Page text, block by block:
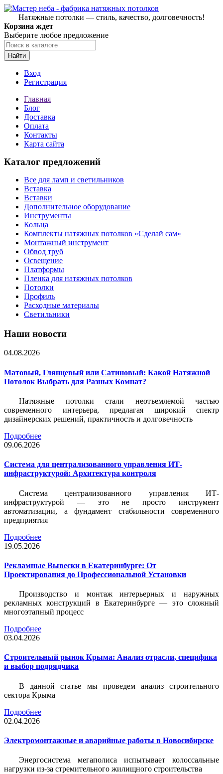
Натяжные потолки — стиль, качество, долговечность!
Корзина ждет
Выберите любое предложение
Найти
Вход
Регистрация
Главная
Блог
Доставка
Оплата
Контакты
Карта сайта
Каталог предложений
Все для ламп и светильников
Вставка
Вставки
Дополнительное оборудование
Инструменты
Кольца
Комплекты натяжных потолков «Сделай сам»
Монтажный инструмент
Обвод труб
Освещение
Платформы
Пленка для натяжных потолков
Потолки
Профиль
Расходные материалы
Светильники
Наши новости
04.08.2026
Матовый, Глянцевый или Сатиновый: Какой Натяжной
Потолок Выбрать для Разных Комнат?
Натяжные потолки стали неотъемлемой частью
современного интерьера, предлагая широкий спектр
дизайнерских решений, практичность и долговечность
Подробнее
09.06.2026
Система для централизованного управления ИТ-
инфраструктурой: Архитектура контроля
Система централизованного управления ИТ-
инфраструктурой — это не просто инструмент
автоматизации, а фундамент стабильности современного
предприятия
Подробнее
19.05.2026
Рекламные Вывески в Екатеринбурге: От
Проектирования до Профессиональной Установки
Производство и монтаж интерьерных и наружных
рекламных конструкций в Екатеринбурге — это сложный
многоэтапный процесс
Подробнее
03.04.2026
Строительный рынок Крыма: Анализ отрасли, специфика
и выбор подрядчика
В данной статье мы проведем анализ строительного
сектора Крыма
Подробнее
02.04.2026
Электромонтажные и аварийные работы в Новосибирске
Энергосистема мегаполиса испытывает колоссальные
нагрузки из-за стремительного жилищного строительства